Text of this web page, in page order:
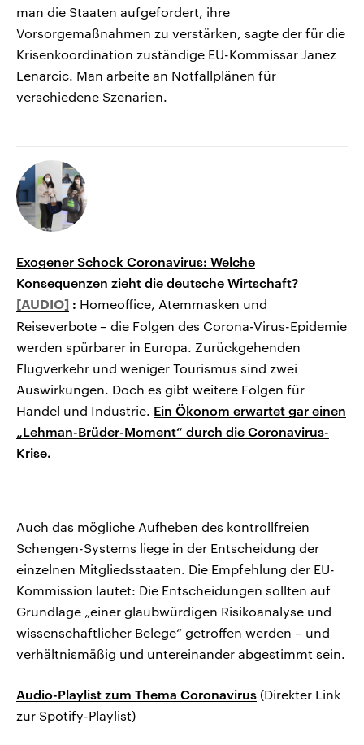
man die Staaten aufgefordert, ihre
Vorsorgemaßnahmen zu verstärken, sagte der für die
Krisenkoordination zuständige EU-Kommissar Janez
Lenarcic. Man arbeite an Notfallplänen für
verschiedene Szenarien.
Exogener Schock Coronavirus: Welche
Konsequenzen zieht die deutsche Wirtschaft?
: Homeoffice, Atemmasken und
Reiseverbote – die Folgen des Corona-Virus-Epidemie
werden spürbarer in Europa. Zurückgehenden
Flugverkehr und weniger Tourismus sind zwei
Auswirkungen. Doch es gibt weitere Folgen für
Handel und Industrie. Ein Ökonom erwartet gar einen
„Lehman-Brüder-Moment“ durch die Coronavirus-
Krise.
Auch das mögliche Aufheben des kontrollfreien
Schengen-Systems liege in der Entscheidung der
einzelnen Mitgliedsstaaten. Die Empfehlung der EU-
Kommission lautet: Die Entscheidungen sollten auf
Grundlage „einer glaubwürdigen Risikoanalyse und
wissenschaftlicher Belege“ getroffen werden – und
verhältnismäßig und untereinander abgestimmt sein.
Audio-Playlist zum Thema Coronavirus (Direkter Link
zur Spotify-Playlist)